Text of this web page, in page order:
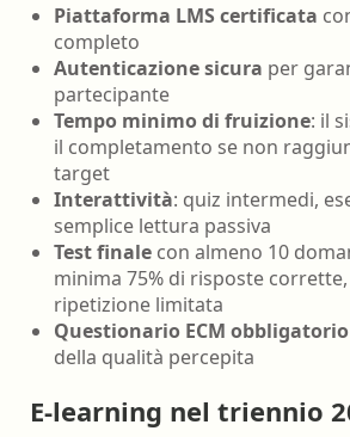
Piattaforma LMS certificata
completo
Autenticazione sicura per
partecipante
Tempo minimo di fruizione: il
il completamento se non
target
Interattività: quiz intermedi,
semplice lettura passiva
Test finale con almeno 10
minima 75% di risposte
ripetizione limitata
Questionario ECM obbligatorio
della qualità percepita
E-learning nel triennio